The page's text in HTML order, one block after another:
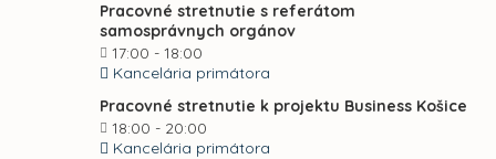
Pracovné stretnutie s referátom
samosprávnych orgánov
17:00 - 18:00
Kancelária primátora
Pracovné stretnutie k projektu Business Košice
18:00 - 20:00
Kancelária primátora